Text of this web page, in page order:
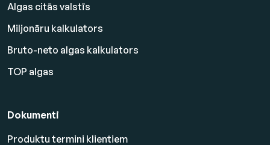
Algas citās valstīs
Miljonāru kalkulators
Bruto-neto algas kalkulators
TOP algas
Dokumenti
Produktu termini klientiem